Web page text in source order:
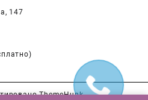
147
ThemeHunk